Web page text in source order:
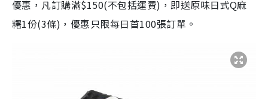
優惠，凡訂購滿$150(不包括運費)，即送原味日式Q麻
糬1份(3條)，優惠只限每日首100張訂單。